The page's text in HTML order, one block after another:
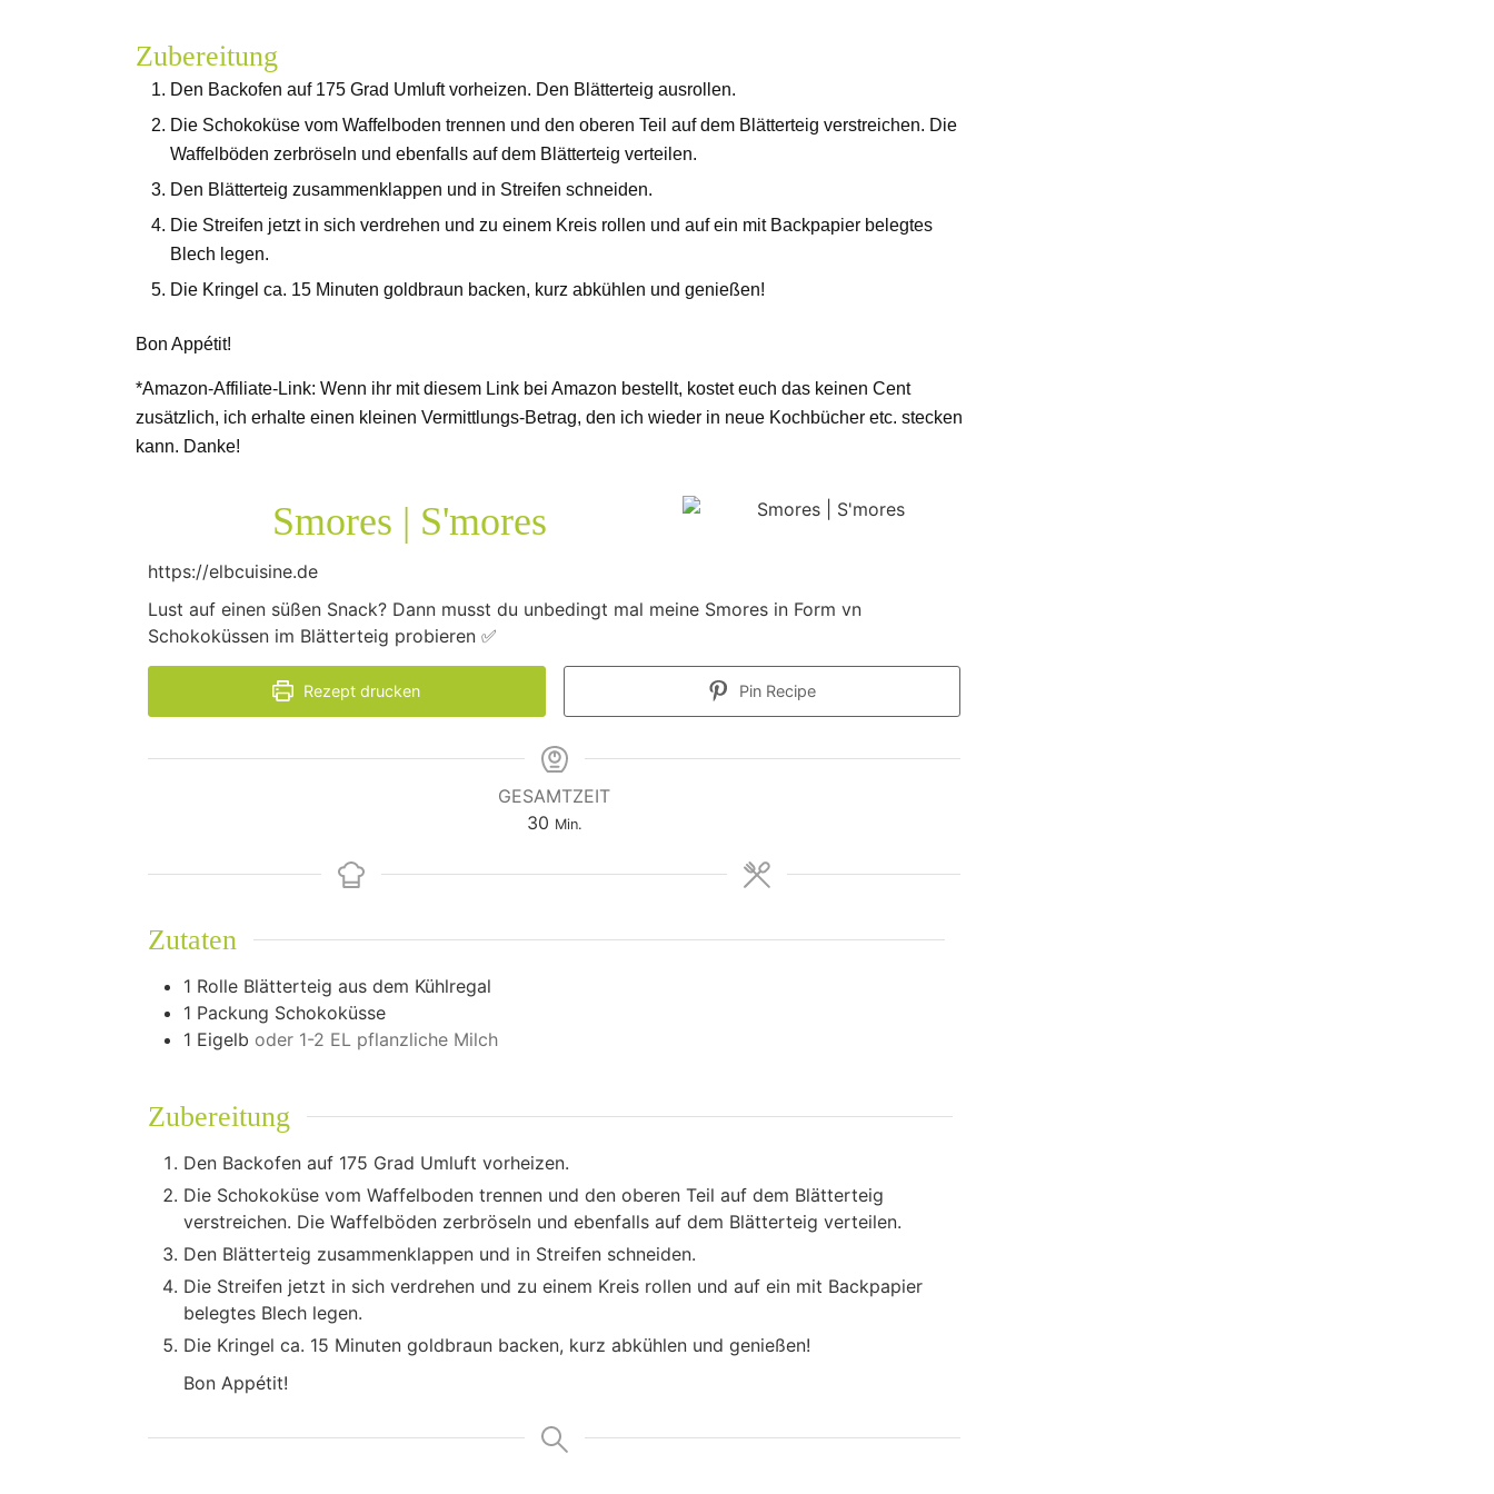
Zubereitung
Den Backofen auf 175 Grad Umluft vorheizen. Den Blätterteig ausrollen.
Die Schokoküse vom Waffelboden trennen und den oberen Teil auf dem Blätterteig verstreichen. Die
Waffelböden zerbröseln und ebenfalls auf dem Blätterteig verteilen.
Den Blätterteig zusammenklappen und in Streifen schneiden.
Die Streifen jetzt in sich verdrehen und zu einem Kreis rollen und auf ein mit Backpapier belegtes
Blech legen.
Die Kringel ca. 15 Minuten goldbraun backen, kurz abkühlen und genießen!
Bon Appétit!
*Amazon-Affiliate-Link: Wenn ihr mit diesem Link bei Amazon bestellt, kostet euch das keinen Cent
zusätzlich, ich erhalte einen kleinen Vermittlungs-Betrag, den ich wieder in neue Kochbücher etc. stecken
kann. Danke!
Smores | S'mores
https://elbcuisine.de
Lust auf einen süßen Snack? Dann musst du unbedingt mal meine Smores in Form vn
Schokoküssen im Blätterteig probieren ✅
Rezept drucken Pin Recipe
GESAMTZEIT
30Minuten
Min.
Zutaten
1 Rolle Blätterteig aus dem Kühlregal
1 Packung Schokoküsse
1 Eigelb oder 1-2 EL pflanzliche Milch
Zubereitung
Den Backofen auf 175 Grad Umluft vorheizen.
Die Schokoküse vom Waffelboden trennen und den oberen Teil auf dem Blätterteig
verstreichen. Die Waffelböden zerbröseln und ebenfalls auf dem Blätterteig verteilen.
Den Blätterteig zusammenklappen und in Streifen schneiden.
Die Streifen jetzt in sich verdrehen und zu einem Kreis rollen und auf ein mit Backpapier
belegtes Blech legen.
Die Kringel ca. 15 Minuten goldbraun backen, kurz abkühlen und genießen!
Bon Appétit!